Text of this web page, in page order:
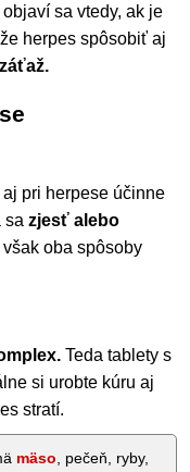
sa vtedy, ak je
herpes spôsobiť aj
pri herpese účinne
sa zjesť alebo
však oba spôsoby
Teda tablety s
si urobte kúru aj
stratí.
mäso , pečeň, ryby,